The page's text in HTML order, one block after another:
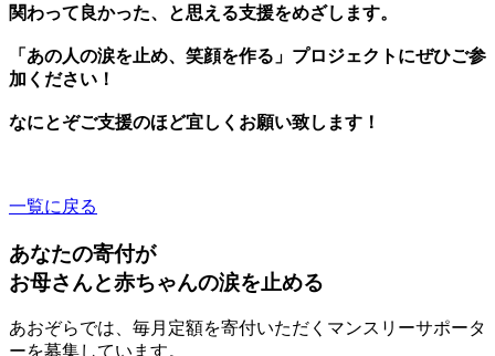
関わって良かった、と思える支援をめざします。
「あの人の涙を止め、笑顔を作る」プロジェクトにぜひご参
加ください！
なにとぞご支援のほど宜しくお願い致します！
一覧に戻る
あなたの寄付が
お母さんと赤ちゃんの涙を止める
あおぞらでは、毎月定額を寄付いただくマンスリーサポータ
ーを募集しています。